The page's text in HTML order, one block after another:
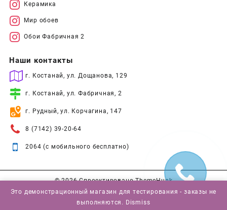
Керамика
Мир обоев
Обои Фабричная 2
Наши контакты
г. Костанай, ул. Дощанова, 129
г. Костанай, ул. Фабричная, 2
г. Рудный, ул. Корчагина, 147
8 (7142) 39-20-64
2064 (с мобильного бесплатно)
© 2026Спроектировано ThemeHunk
Это демонстрационный магазин для тестирования - заказы не
выполняются. Dismiss